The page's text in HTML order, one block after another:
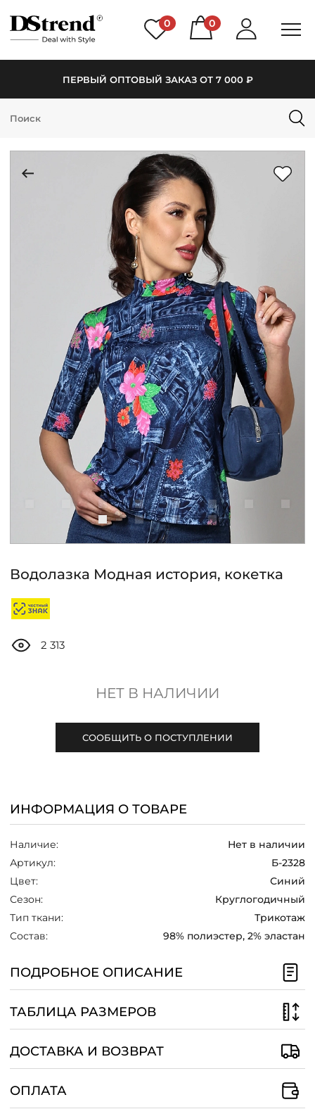
0 0
ПЕРВЫЙ ОПТОВЫЙ ЗАКАЗ ОТ 7 000 ₽
КАТАЛОГ
НОВИНКИ
РАСПРОДАЖА
КОНТАКТЫ
ЖУРНАЛ
О НАС
СКИДКИ
ЧАСТО ЗАДАВАЕМЫЕ ВОПРОСЫ
ТАБЛИЦА РАЗМЕРОВ
+7 (800) 511-35-10
MANAGER@DSTREND.RU
ЗАКАЗАТЬ ЗВОНОК
Водолазка Модная история, кокетка
2 313
НЕТ В НАЛИЧИИ
СООБЩИТЬ О ПОСТУПЛЕНИИ
ИНФОРМАЦИЯ О ТОВАРЕ
Наличие:
Нет в наличии
Артикул:
Б-2328
Цвет:
Синий
Сезон:
Круглогодичный
Тип ткани:
Трикотаж
Состав:
98% полиэстер, 2% эластан
ПОДРОБНОЕ ОПИСАНИЕ
ТАБЛИЦА РАЗМЕРОВ
ДОСТАВКА И ВОЗВРАТ
ОПЛАТА